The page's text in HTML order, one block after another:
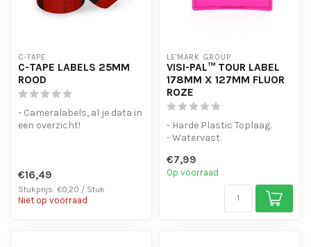
C-TAPE
C-TAPE LABELS 25MM
ROOD
- Cameralabels, al je data in
een overzicht!
€16,49
Stukprijs: €0,20 / Stuk
Niet op voorraad
LE'MARK GROUP
VISI-PAL™ TOUR LABEL
178MM X 127MM FLUOR
ROZE
- Harde Plastic Toplaag.
- Watervast.
- Fluor kleur om extr...
€7,99
Op voorraad